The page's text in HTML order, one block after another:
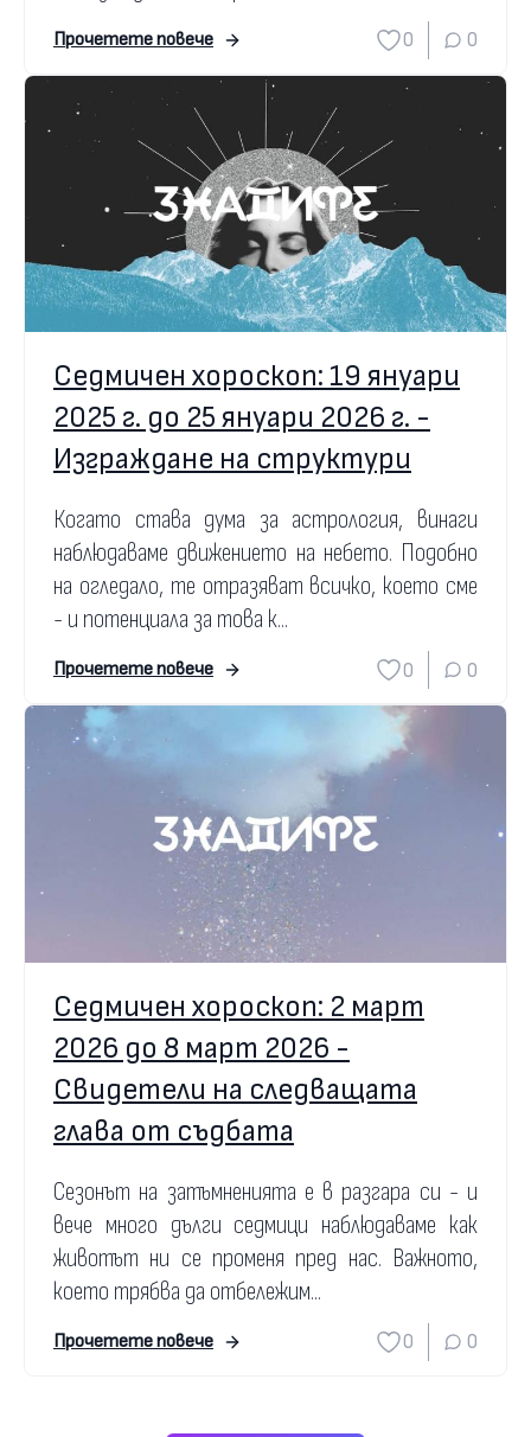
Прочетете повече 0 0
Седмичен хороскоп: 19 януари
2025 г. до 25 януари 2026 г. -
Изграждане на структури
Когато става дума за астрология, винаги
наблюдаваме движението на небето. Подобно
на огледало, те отразяват всичко, което сме
- и потенциала за това к...
Прочетете повече 0 0
Седмичен хороскоп: 2 март
2026 до 8 март 2026 -
Свидетели на следващата
глава от съдбата
Сезонът на затъмненията е в разгара си - и
вече много дълги седмици наблюдаваме как
животът ни се променя пред нас. Важното,
което трябва да отбележим...
Прочетете повече 0 0